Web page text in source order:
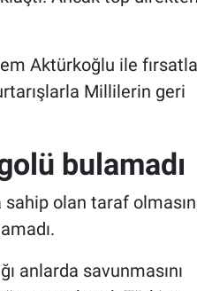
Aktürkoğlu ile
Millilerin geri
bulamadı
olan taraf
anlarda savunmasını